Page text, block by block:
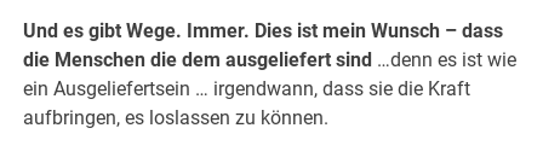
Und es gibt Wege. Immer. Dies ist mein Wunsch – dass
die Menschen die dem ausgeliefert sind …denn es ist wie
ein Ausgeliefertsein … irgendwann, dass sie die Kraft
aufbringen, es loslassen zu können.